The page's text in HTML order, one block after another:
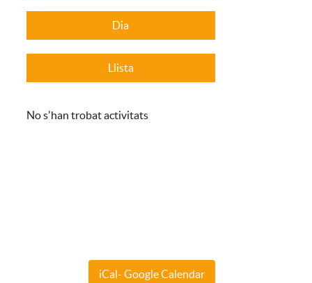
Dia
Llista
No s'han trobat activitats
iCal- Google Calendar